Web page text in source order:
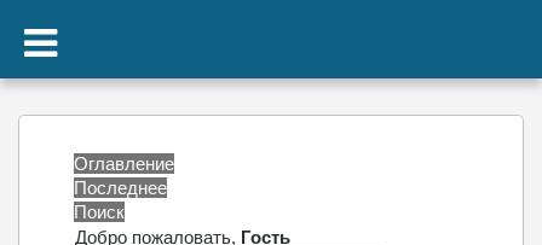
Оглавление
Последнее
Поиск
Добро пожаловать, Гость